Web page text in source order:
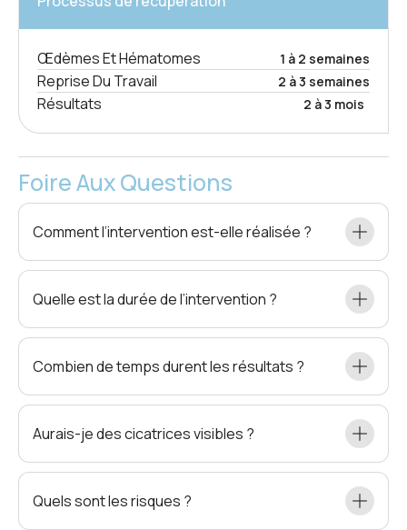
Œdèmes Et Hématomes 1 à 2 semaines
Reprise Du Travail 2 à 3 semaines
Résultats 2 à 3 mois
Foire Aux Questions
Comment l’intervention est-elle réalisée ?
Quelle est la durée de l’intervention ?
Combien de temps durent les résultats ?
Aurais-je des cicatrices visibles ?
Quels sont les risques ?